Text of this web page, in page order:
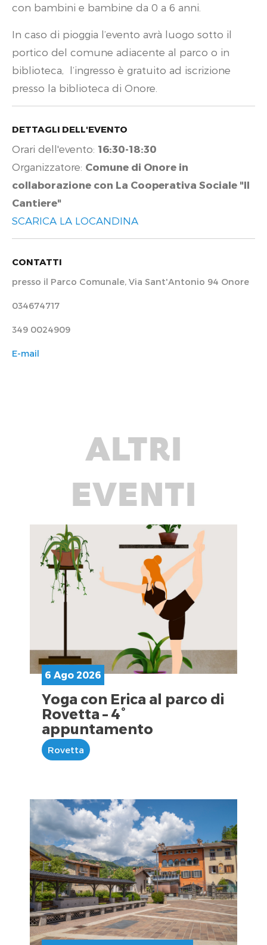
con bambini e bambine da 0 a 6 anni.
In caso di pioggia l’evento avrà luogo sotto il
portico del comune adiacente al parco o in
biblioteca, l’ingresso è gratuito ad iscrizione
presso la biblioteca di Onore.
DETTAGLI DELL'EVENTO
Orari dell'evento: 16:30-18:30
Organizzatore: Comune di Onore in
collaborazione con La Cooperativa Sociale "Il
Cantiere"
SCARICA LA LOCANDINA
CONTATTI
presso il Parco Comunale, Via Sant'Antonio 94 Onore
034674717
349 0024909
E-mail
ALTRI
EVENTI
6 Ago 2026
Yoga con Erica al parco di
Rovetta – 4°
appuntamento
Rovetta